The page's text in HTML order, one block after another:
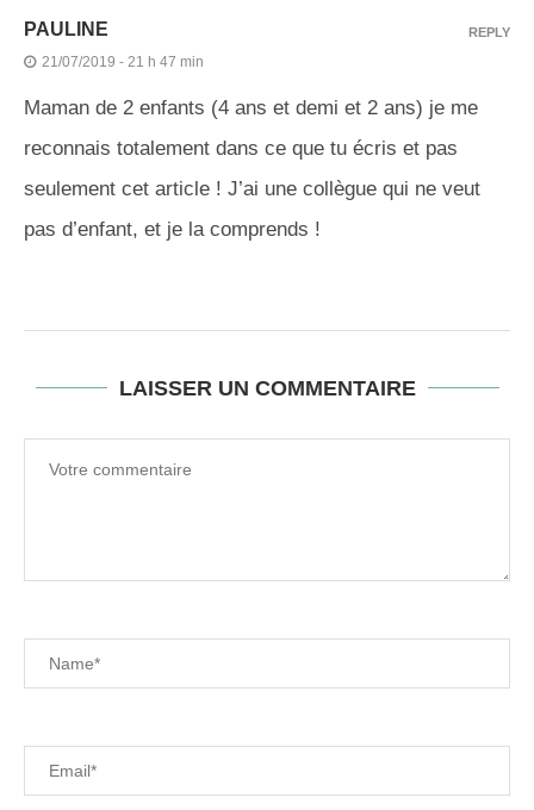
PAULINE
21/07/2019 - 21 h 47 min
Maman de 2 enfants (4 ans et demi et 2 ans) je me
reconnais totalement dans ce que tu écris et pas
seulement cet article ! J’ai une collègue qui ne veut
pas d’enfant, et je la comprends !
REPLY
LAISSER UN COMMENTAIRE